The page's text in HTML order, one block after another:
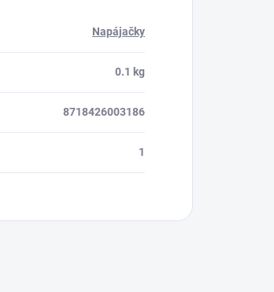
Napájačky
0.1 kg
8718426003186
1